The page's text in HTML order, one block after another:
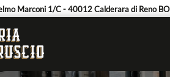
Marconi 1/C - 40012 Calderara di Reno BO